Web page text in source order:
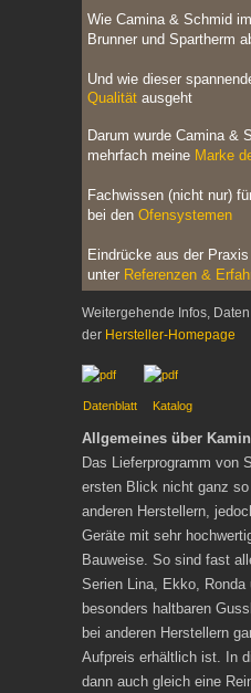
Wie Camina & Schmid im
Brunner und Spartherm
Und wie dieser
Qualität ausgeht
Darum wurde Camina &
mehrfach meine Marke
Fachwissen (nicht nur)
bei den Ofensystemen
Eindrücke aus der
unter Referenzen &
Weitergehende Infos,
der Hersteller-Homepage
Datenblatt Katalog
Allgemeines über
Das Lieferprogramm von
ersten Blick nicht ganz
anderen Herstellern,
Geräte mit sehr
Bauweise. So sind fast
Serien Lina, Ekko, Ronda
besonders haltbaren
bei anderen Herstellern
Aufpreis erhältlich ist. In
dann auch gleich eine